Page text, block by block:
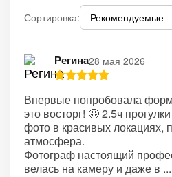
Сортировка:
Регина28 мая 2026
Впервые попробовала
это восторг! 🤩 2.5ч
фото в красивых локациях,
атмосфера.
Фотограф настоящий
велась на камеру и даже в